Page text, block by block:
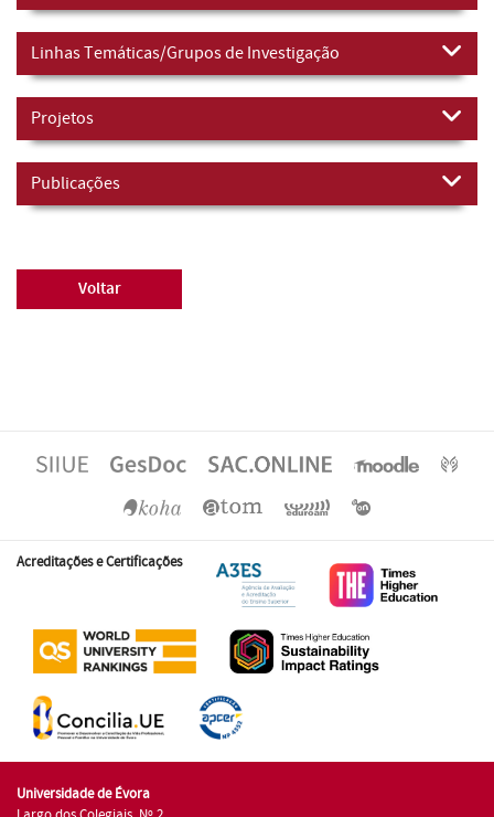
Linhas Temáticas/Grupos de Investigação
Projetos
Publicações
Voltar
Acreditações e Certificações
Universidade de Évora